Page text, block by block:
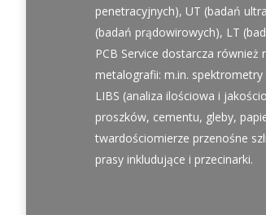
penetracyjnych), UT (badań
(badań prądowirowych), LT
PCB Service dostarcza również
metalografii: m.in. spektrometry
LIBS (analiza ilościowa i
proszków, cementu, gleby,
twardościomierze przenośne
prasy inkludujące i przecinarki.